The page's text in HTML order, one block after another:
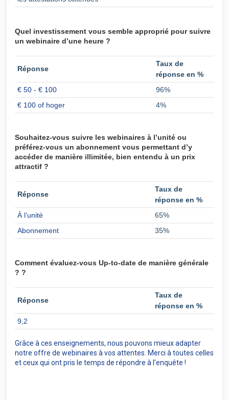
Quel investissement vous semble approprié pour suivre
un webinaire d’une heure ?
Réponse
Taux de
réponse en %
€ 50 - € 100
96%
€ 100 of hoger
4%
Souhaitez-vous suivre les webinaires à l’unité ou
préférez-vous un abonnement vous permettant d’y
accéder de manière illimitée, bien entendu à un prix
attractif ?
Réponse
Taux de
réponse en %
À l’unité
65%
Abonnement
35%
Comment évaluez-vous Up-to-date de manière générale
? ?
Réponse
Taux de
réponse en %
9,2
Grâce à ces enseignements, nous pouvons mieux adapter
notre offre de webinaires à vos attentes. Merci à toutes celles
et ceux qui ont pris le temps de répondre à l’enquête !